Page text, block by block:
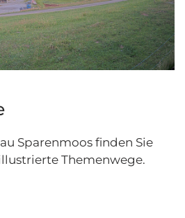
Sparenmoos finden Sie
Themenwege.